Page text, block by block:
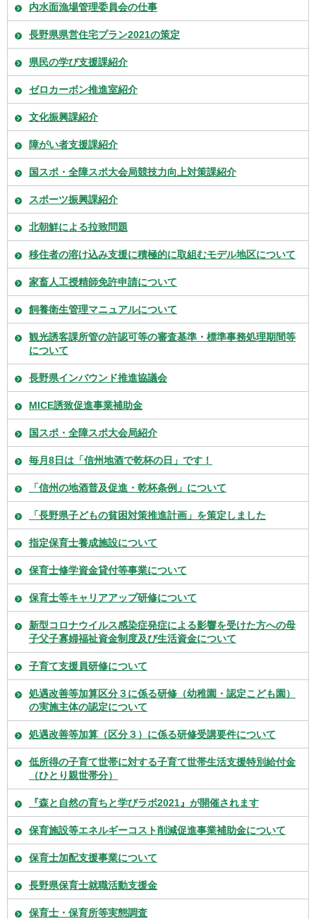
内水面漁場管理委員会の仕事
長野県県営住宅プラン2021の策定
県民の学び支援課紹介
ゼロカーボン推進室紹介
文化振興課紹介
障がい者支援課紹介
国スポ・全障スポ大会局競技力向上対策課紹介
スポーツ振興課紹介
北朝鮮による拉致問題
移住者の溶け込み支援に積極的に取組むモデル地区について
家畜人工授精師免許申請について
飼養衛生管理マニュアルについて
観光誘客課所管の許認可等の審査基準・標準事務処理期間等
について
長野県インバウンド推進協議会
MICE誘致促進事業補助金
国スポ・全障スポ大会局紹介
毎月8日は「信州地酒で乾杯の日」です！
「信州の地酒普及促進・乾杯条例」について
「長野県子どもの貧困対策推進計画」を策定しました
指定保育士養成施設について
保育士修学資金貸付等事業について
保育士等キャリアアップ研修について
新型コロナウイルス感染症発症による影響を受けた方への母
子父子寡婦福祉資金制度及び生活資金について
子育て支援員研修について
処遇改善等加算区分３に係る研修（幼稚園・認定こども園）
の実施主体の認定について
処遇改善等加算（区分３）に係る研修受講要件について
低所得の子育て世帯に対する子育て世帯生活支援特別給付金
（ひとり親世帯分）
『森と自然の育ちと学びラボ2021』が開催されます
保育施設等エネルギーコスト削減促進事業補助金について
保育士加配支援事業について
長野県保育士就職活動支援金
保育士・保育所等実態調査